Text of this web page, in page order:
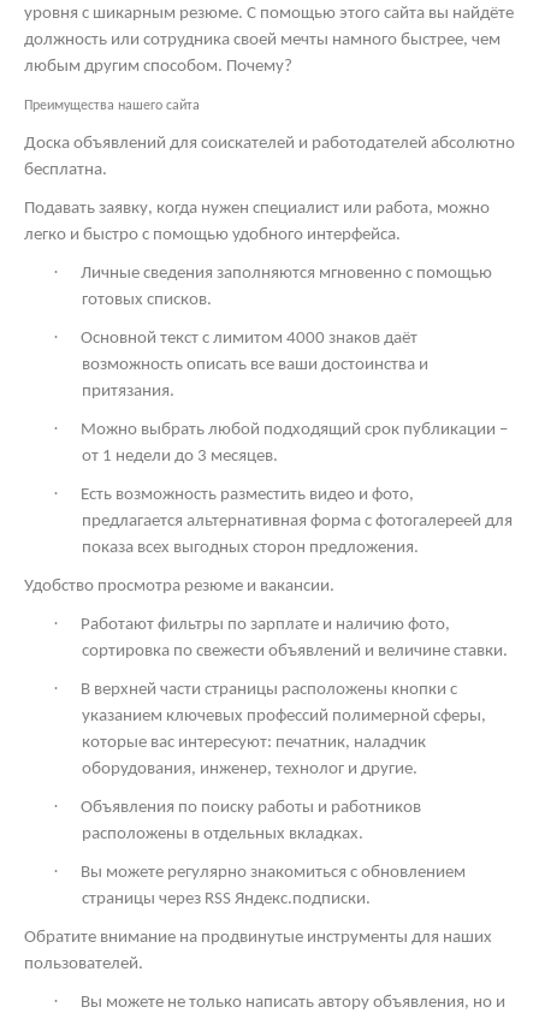
уровня с шикарным резюме. С помощью этого сайта вы найдёте
должность или сотрудника своей мечты намного быстрее, чем
любым другим способом. Почему?
Преимущества нашего сайта
Доска объявлений для соискателей и работодателей абсолютно
бесплатна.
Подавать заявку, когда нужен специалист или работа, можно
легко и быстро с помощью удобного интерфейса.
·
Личные сведения заполняются мгновенно с помощью
готовых списков.
·
Основной текст с лимитом 4000 знаков даёт
возможность описать все ваши достоинства и
притязания.
·
Можно выбрать любой подходящий срок публикации –
от 1 недели до 3 месяцев.
·
Есть возможность разместить видео и фото,
предлагается альтернативная форма с фотогалереей для
показа всех выгодных сторон предложения.
Удобство просмотра резюме и вакансии.
·
Работают фильтры по зарплате и наличию фото,
сортировка по свежести объявлений и величине ставки.
·
В верхней части страницы расположены кнопки с
указанием ключевых профессий полимерной сферы,
которые вас интересуют: печатник, наладчик
оборудования, инженер, технолог и другие.
·
Объявления по поиску работы и работников
расположены в отдельных вкладках.
·
Вы можете регулярно знакомиться с обновлением
страницы через RSS Яндекс.подписки.
Обратите внимание на продвинутые инструменты для наших
пользователей.
·
Вы можете не только написать автору объявления, но и